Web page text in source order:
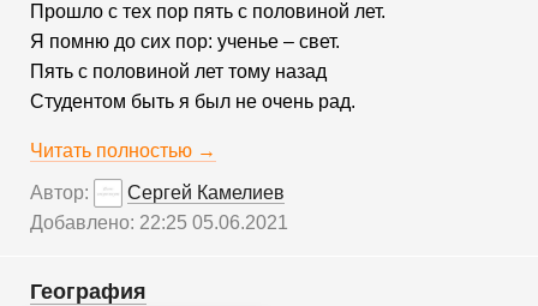
Прошло с тех пор пять с половиной лет.
Я помню до сих пор: ученье – свет.
Пять с половиной лет тому назад
Студентом быть я был не очень рад.
Читать полностью →
Автор:
Сергей Камелиев
Добавлено: 22:25 05.06.2021
География